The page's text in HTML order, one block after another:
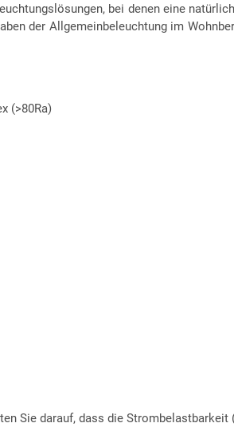
bei denen eine
der Allgemeinbeleuchtung im
(>80Ra)
Sie darauf, dass die